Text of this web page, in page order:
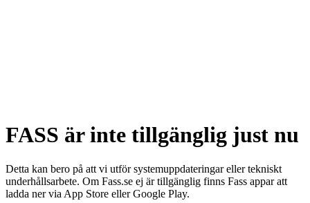
FASS är inte tillgänglig just nu
Detta kan bero på att vi utför systemuppdateringar eller tekniskt
underhållsarbete. Om Fass.se ej är tillgänglig finns Fass appar att
ladda ner via App Store eller Google Play.